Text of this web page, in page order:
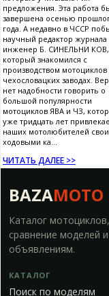
предложения. Эта работа
завершена осенью
года. А недавно в ЧССР
научный редактор журнала
инженер Б. СИНЕЛЬНИ КОВ,
который знакомился с
производством мотоциклов
чехословацких заводах.
нет надобности говорить о
большой популярности
мотоциклов ЯВА и ЧЗ,
уже тридцать лет
наших мотолюбителей
ходовыми ка...
ЧИТАТЬ ДАЛЕЕ >>
BAZAMOTO
Каталог
сравнение моделей
объявлениям.
КАТАЛОГ
Поиск по моделям